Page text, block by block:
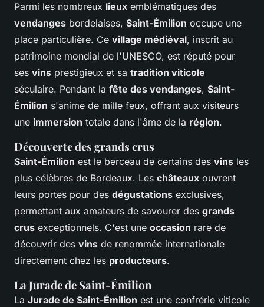
Parmi les nombreux lieux emblématiques des
vendanges bordelaises, Saint-Émilion occupe une
place particulière. Ce village médiéval, inscrit au
patrimoine mondial de l'UNESCO, est réputé pour
ses vins prestigieux et sa tradition viticole
séculaire. Pendant la fête des vendanges, Saint-
Émilion s'anime de mille feux, offrant aux visiteurs
une immersion totale dans l'âme de la région.
Découverte des grands crus
Saint-Émilion est le berceau de certains des vins les
plus célèbres de Bordeaux. Les châteaux ouvrent
leurs portes pour des dégustations exclusives,
permettant aux amateurs de savourer des grands
crus exceptionnels. C'est une occasion rare de
découvrir des vins de renommée internationale
directement chez les producteurs.
La Jurade de Saint-Émilion
La Jurade de Saint-Émilion est une confrérie viticole